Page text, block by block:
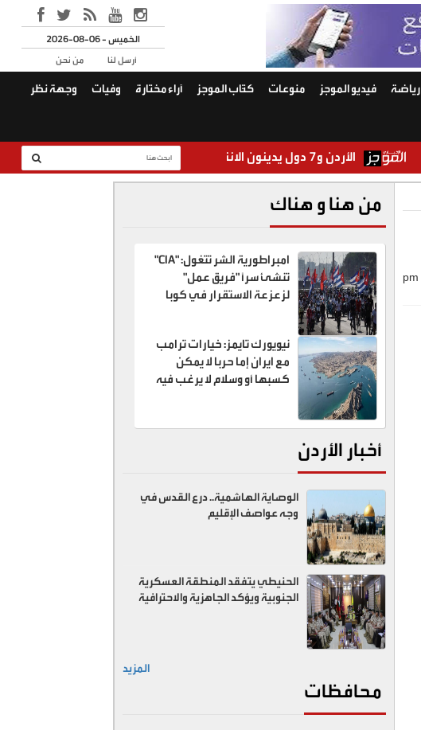
2026-08-06 - الخميس
من نحن
أرسل لنا
رياضة فيديو الموجز منوعات كتّاب الموجز آراء مختارة وفيات وجهة نظر
الأردن و7 دول يدينون الانتهاكات الإسرائيلية المتواصلة في غزة
من هنا و هناك
امبراطورية الشر تتغول: "CIA"
تنشئ سراً "فريق عمل"
لزعزعة الاستقرار في كوبا
نيويورك تايمز: خيارات ترامب
مع ايران إما حربا لا يمكن
كسبها أو وسلام لا يرغب فيه
أخبار الأردن
الوصاية الهاشمية.. درع القدس في
وجه عواصف الإقليم
الحنيطي يتفقد المنطقة العسكرية
الجنوبية ويؤكد الجاهزية والاحترافية
المزيد
محافظات